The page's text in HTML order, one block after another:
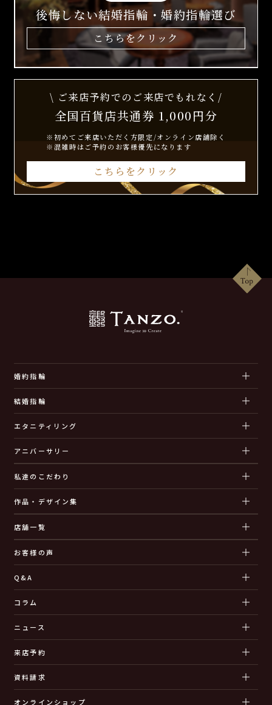
後悔しない結婚指輪・婚約指輪選び
こちらをクリック
\ ご来店予約でのご来店でもれなく/
全国百貨店共通券 1,000円分
※初めてご来店いただく方限定/オンライン店舗除く
※混雑時はご予約のお客様優先になります
こちらをクリック
婚約指輪
結婚指輪
エタニティリング
アニバーサリー
私達のこだわり
作品・デザイン集
店舗一覧
お客様の声
Q&A
コラム
ニュース
来店予約
資料請求
オンラインショップ